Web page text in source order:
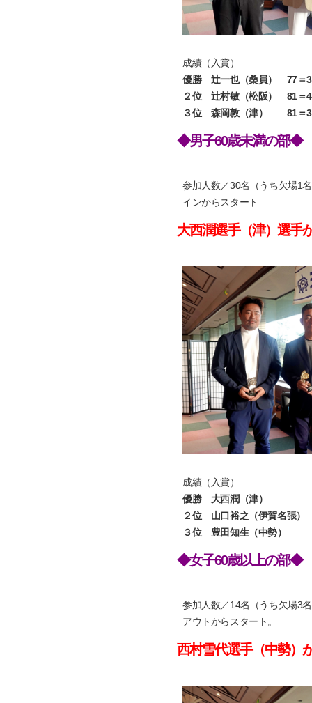
成績（入賞）
優勝 辻一也（桑員） 77＝
２位 辻村敏（松阪） 81＝
３位 森岡敦（津） 81＝
◆男子60歳未満の部◆
参加人数／30名（うち欠場1
インからスタート
大西潤選手（津）選手
成績（入賞）
優勝 大西潤（津）
２位 山口裕之（伊賀名張）
３位 豊田知生（中勢）
◆女子60歳以上の部◆
参加人数／14名（うち欠場3
アウトからスタート。
西村雪代選手（中勢）